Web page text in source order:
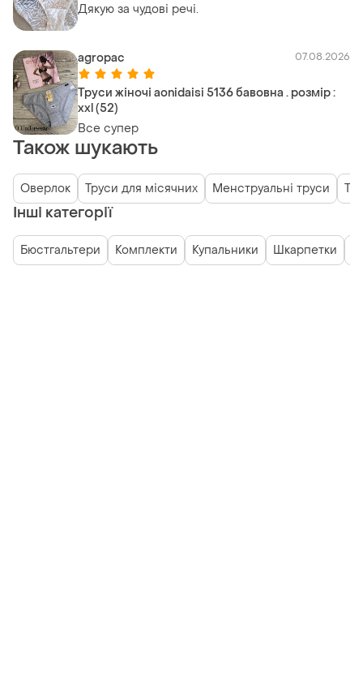
Дякую за чудові речі.
agropac 07.08.2026
Труси жіночі aonidaisi 5136 бавовна . розмір :
xxl (52)
Все супер
Також шукають
Оверлок Труси для місячних Менструальні труси
Інші категорії
Бюстгальтери Комплекти Купальники Шкарпетки